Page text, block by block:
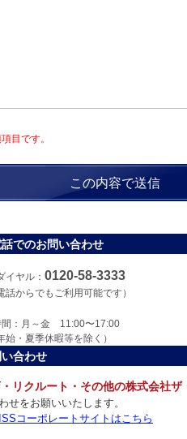
目です。
でのお問い合わせ
イヤル： 0120-58-3333
話からでもご利用可能です）
間：月～金 11:00〜17:00
始・夏季休暇等を除く）
合わせ
リクルート・その他の株式会社
せをお願いいたします。
コーポレートサイトはこちら